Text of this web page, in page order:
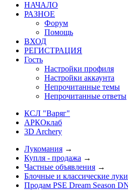
НАЧАЛО
РАЗНОЕ
Форум
Помощь
ВХОД
РЕГИСТРАЦИЯ
Гость
Настройки профиля
Настройки аккаунта
Непрочитанные темы
Непрочитанные ответы
КСЛ "Варяг"
АРКОклаб
3D Archery
Лукомания →
Купля - продажа →
Частные объявления →
Блочные и классические луки
Продам PSE Dream Season